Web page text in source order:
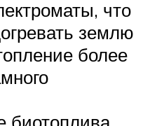
что
землю
более